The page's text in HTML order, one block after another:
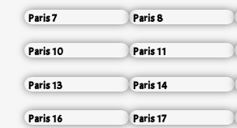
Paris 7 Paris 8
Paris 10 Paris 11
Paris 13 Paris 14
Paris 16 Paris 17